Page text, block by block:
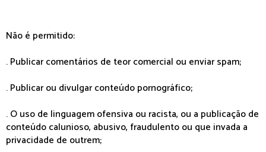
Não é permitido:
. Publicar comentários de teor comercial ou enviar spam;
. Publicar ou divulgar conteúdo pornográfico;
. O uso de linguagem ofensiva ou racista, ou a publicação de
conteúdo calunioso, abusivo, fraudulento ou que invada a
privacidade de outrem;